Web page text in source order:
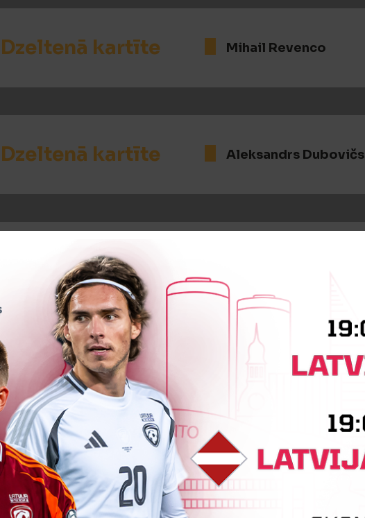
Dzeltenā kartīte Mihail Revenco
Dzeltenā kartīte Aleksandrs Dubovičs
Sarkanā kartīte
Dzeltenā kartīte Davids Broničs
Otra dzeltenā kartīte